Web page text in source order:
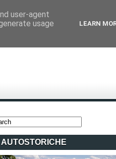
AUTOSTORICHE
user-agent
usage
LEARN